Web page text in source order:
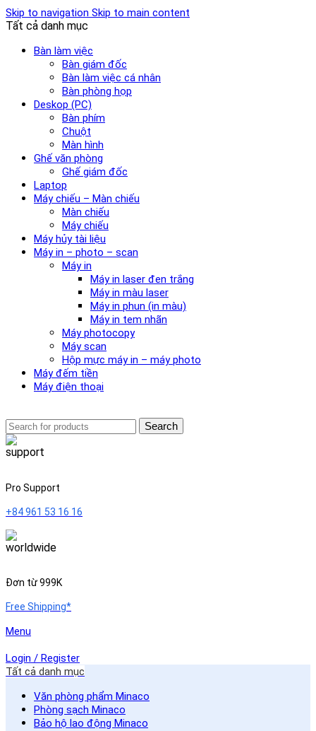
Skip to navigation Skip to main content
Tất cả danh mục
Bàn làm việc
Bàn giám đốc
Bàn làm việc cá nhân
Bàn phòng họp
Deskop (PC)
Bàn phím
Chuột
Màn hình
Ghế văn phòng
Ghế giám đốc
Laptop
Máy chiếu – Màn chiếu
Màn chiếu
Máy chiếu
Máy hủy tài liệu
Máy in – photo – scan
Máy in
Máy in laser đen trắng
Máy in màu laser
Máy in phun (in màu)
Máy in tem nhãn
Máy photocopy
Máy scan
Hộp mực máy in – máy photo
Máy đếm tiền
Máy điện thoại
Search
Pro Support
+84 961 53 16 16
Đơn từ 999K
Free Shipping*
Menu
Login / Register
Tất cả danh mục
Văn phòng phẩm Minaco
Phòng sạch Minaco
Bảo hộ lao động Minaco